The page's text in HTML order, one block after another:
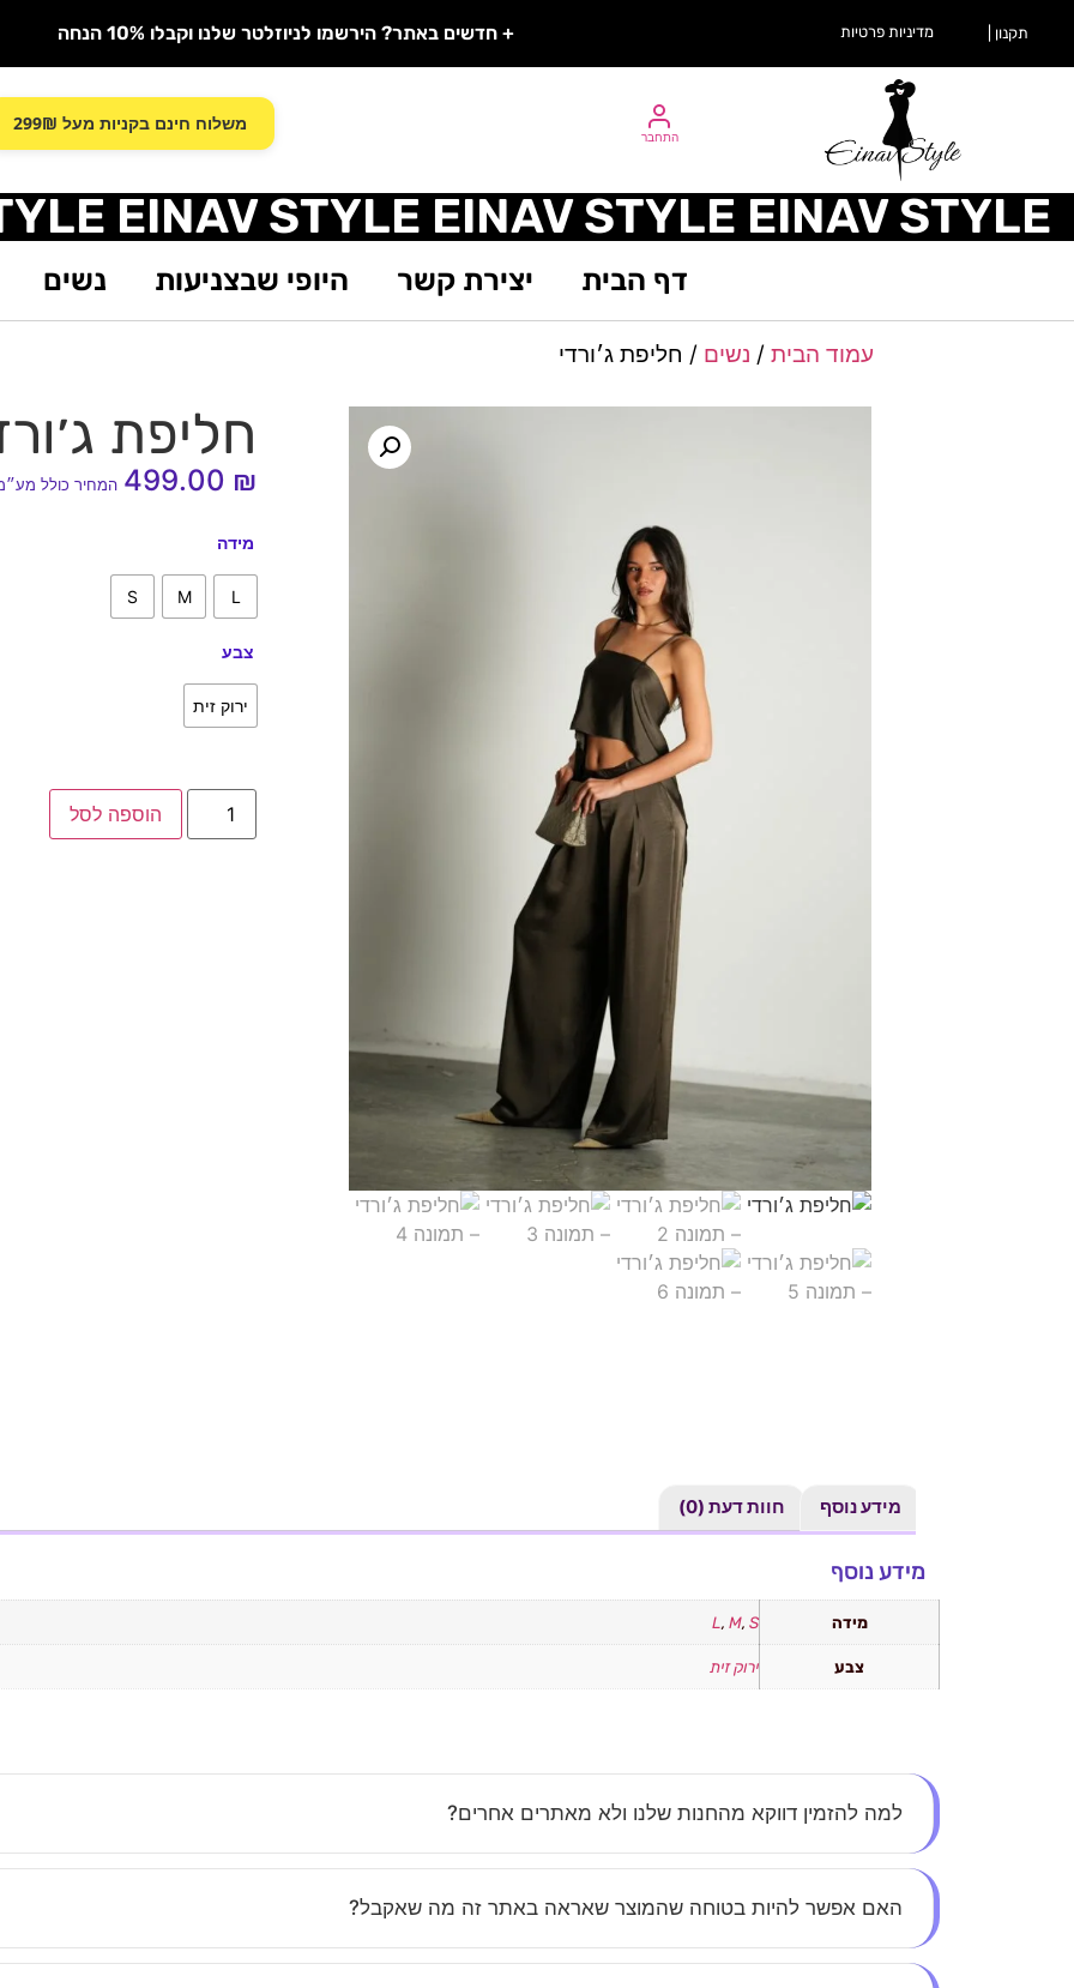
תקנון | מדיניות פרטיות + חדשים באתר? הירשמו לניוזלטר שלנו וקבלו 10% הנחה
התחבר
משלוח חינם בקניות מעל 299₪
EINAV STYLE EINAV STYLE EINAV STYLE
דף הבית יצירת קשר היופי שבצניעות נשים
עמוד הבית / נשים / חליפת ג׳ורדי
חליפת
499.00 ₪ המחיר כולל
מידה
L
M
S
צבע
ירוק זית
הוספה לסל
מידע נוסף חוות דעת (0)
מידע נוסף
מידה L, M, S
צבע ירוק זית
למה להזמין דווקא מהחנות שלנו ולא מאתרים אחרים?
האם אפשר להיות בטוחה שהמוצר שאראה באתר זה מה שאקבל?